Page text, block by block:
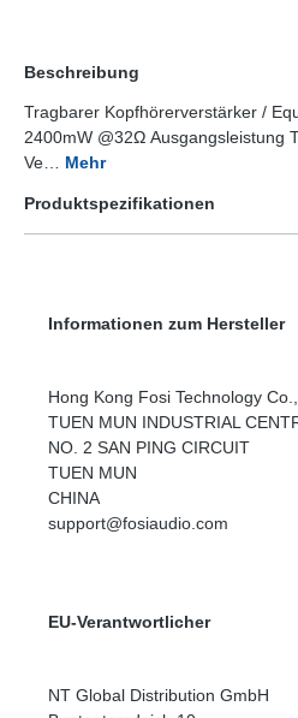
Beschreibung
Tragbarer Kopfhörerverstärker /
2400mW @32Ω Ausgangsleistung
Ve… Mehr
Produktspezifikationen
Informationen zum Hersteller
Hong Kong Fosi Technology
TUEN MUN INDUSTRIAL
NO. 2 SAN PING CIRCUIT
TUEN MUN
CHINA
support@fosiaudio.com
EU-Verantwortlicher
NT Global Distribution GmbH